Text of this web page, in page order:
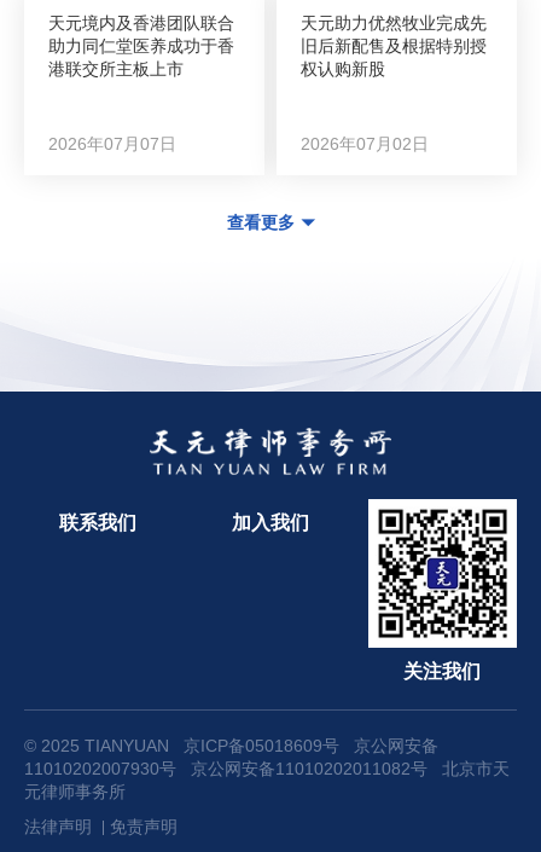
天元境内及香港团队联合
助力同仁堂医养成功于香
港联交所主板上市
2026年07月07日
天元助力优然牧业完成先
旧后新配售及根据特别授
权认购新股
2026年07月02日
查看更多
联系我们 加入我们
关注我们
© 2025 TIANYUAN 京ICP备05018609号
京公网安备
11010202007930号
京公网安备11010202011082号 北京市天
元律师事务所
法律声明
免责声明